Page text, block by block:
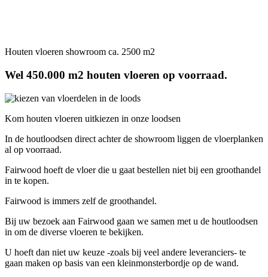
Houten vloeren showroom ca. 2500 m2
Wel 450.000 m2 houten vloeren op voorraad.
Kom houten vloeren uitkiezen in onze loodsen
In de houtloodsen direct achter de showroom liggen de vloerplanken
al op voorraad.
Fairwood hoeft de vloer die u gaat bestellen niet bij een groothandel
in te kopen.
Fairwood is immers zelf de groothandel.
Bij uw bezoek aan Fairwood gaan we samen met u de houtloodsen
in om de diverse vloeren te bekijken.
U hoeft dan niet uw keuze -zoals bij veel andere leveranciers- te
gaan maken op basis van een kleinmonsterbordje op de wand.